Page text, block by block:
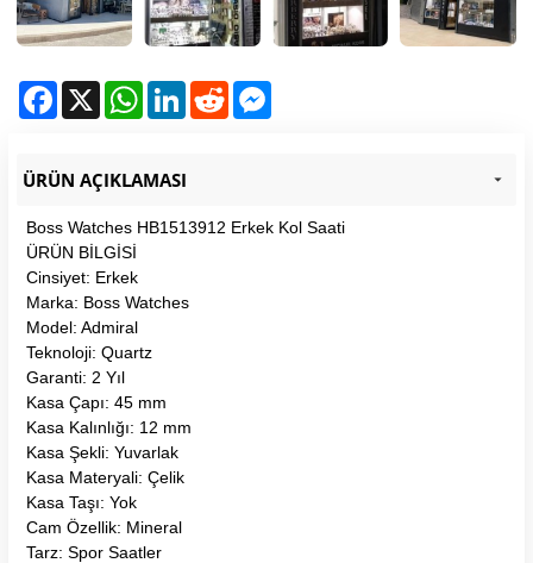
Facebook
X WhatsAppLinkedInReddit
ÜRÜN AÇIKLAMASI
Boss Watches HB1513912 Erkek Kol Saati
ÜRÜN BİLGİSİ
Cinsiyet: Erkek
Marka: Boss Watches
Model: Admiral
Teknoloji: Quartz
Garanti: 2 Yıl
Kasa Çapı: 45 mm
Kasa Kalınlığı: 12 mm
Kasa Şekli: Yuvarlak
Kasa Materyali: Çelik
Kasa Taşı: Yok
Cam Özellik: Mineral
Tarz: Spor Saatler